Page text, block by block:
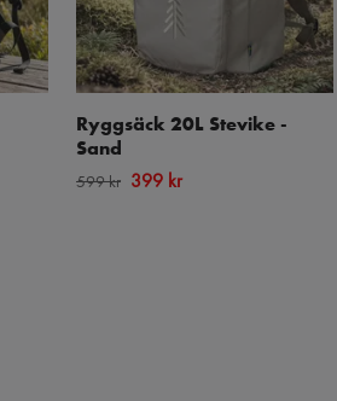
Ryggsäck 20L Stevike -
Sand
599 kr 399 kr